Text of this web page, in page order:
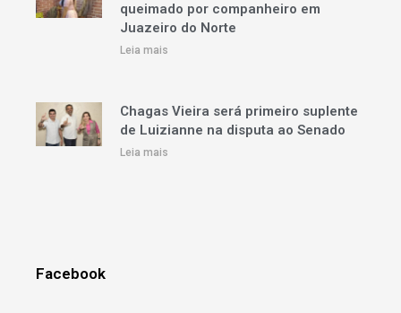
queimado por companheiro em
Juazeiro do Norte
Leia mais
Chagas Vieira será primeiro suplente
de Luizianne na disputa ao Senado
Leia mais
Facebook